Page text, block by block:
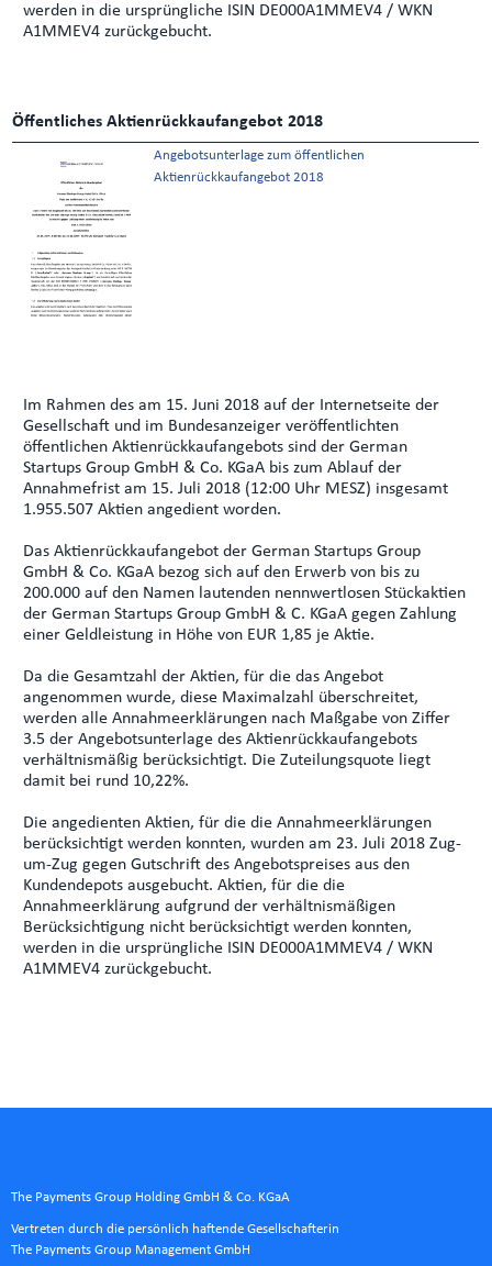
werden in die ursprüngliche ISIN DE000A1MMEV4 / WKN
A1MMEV4 zurückgebucht.
Öffentliches Aktienrückkaufangebot 2018
Angebotsunterlage zum öffentlichen
Aktienrückkaufangebot 2018
Im Rahmen des am 15. Juni 2018 auf der Internetseite der
Gesellschaft und im Bundesanzeiger veröffentlichten
öffentlichen Aktienrückkaufangebots sind der German
Startups Group GmbH & Co. KGaA bis zum Ablauf der
Annahmefrist am 15. Juli 2018 (12:00 Uhr MESZ) insgesamt
1.955.507 Aktien angedient worden.
Das Aktienrückkaufangebot der German Startups Group
GmbH & Co. KGaA bezog sich auf den Erwerb von bis zu
200.000 auf den Namen lautenden nennwertlosen Stückaktien
der German Startups Group GmbH & C. KGaA gegen Zahlung
einer Geldleistung in Höhe von EUR 1,85 je Aktie.
Da die Gesamtzahl der Aktien, für die das Angebot
angenommen wurde, diese Maximalzahl überschreitet,
werden alle Annahmeerklärungen nach Maßgabe von Ziffer
3.5 der Angebotsunterlage des Aktienrückkaufangebots
verhältnismäßig berücksichtigt. Die Zuteilungsquote liegt
damit bei rund 10,22%.
Die angedienten Aktien, für die die Annahmeerklärungen
berücksichtigt werden konnten, wurden am 23. Juli 2018 Zug-
um-Zug gegen Gutschrift des Angebotspreises aus den
Kundendepots ausgebucht. Aktien, für die die
Annahmeerklärung aufgrund der verhältnismäßigen
Berücksichtigung nicht berücksichtigt werden konnten,
werden in die ursprüngliche ISIN DE000A1MMEV4 / WKN
A1MMEV4 zurückgebucht.
The Payments Group Holding GmbH & Co. KGaA
Vertreten durch die persönlich haftende Gesellschafterin
The Payments Group Management GmbH